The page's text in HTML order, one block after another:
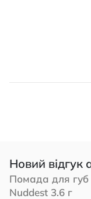
Новий відгук
Помада для
Nuddest 3.6 г